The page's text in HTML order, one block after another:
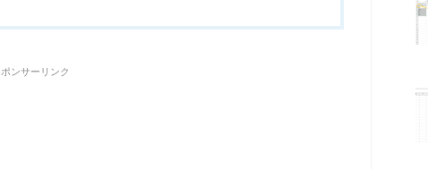
ンサーリンク